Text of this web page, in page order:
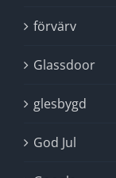
förvärv
Glassdoor
glesbygd
God Jul